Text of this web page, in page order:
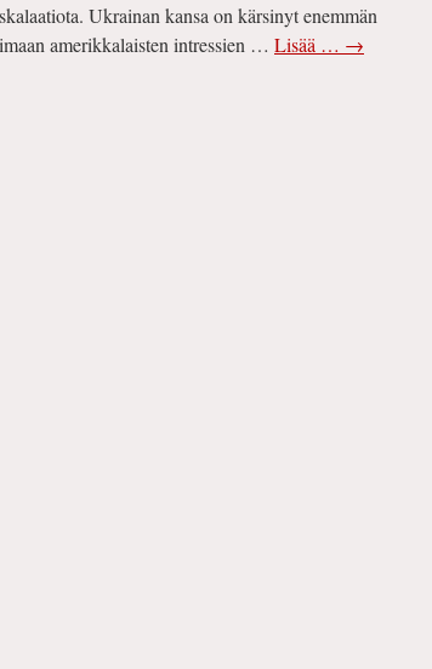
Ukrainan kansa on kärsinyt enemmän
amerikkalaisten intressien … Lisää … →